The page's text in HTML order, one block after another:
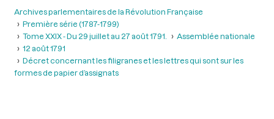
Archives parlementaires de la Révolution Française
Première série (1787-1799)
Tome XXIX - Du 29 juillet au 27 août 1791.
Assemblée nationale
12 août 1791
Décret concernant les filigranes et les lettres qui sont sur les
formes de papier d’assignats